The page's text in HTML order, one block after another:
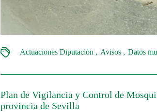
Actuaciones Diputación Avisos Datos
Plan de Vigilancia y Control de
provincia de Sevilla